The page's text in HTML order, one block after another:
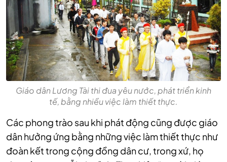
Giáo dân Lương Tài thi đua yêu nước, phát triển kinh
tế, bằng nhiều việc làm thiết thực.
Các phong trào sau khi phát động cũng được giáo
dân hưởng ứng bằng những việc làm thiết thực như
đoàn kết trong cộng đồng dân cư, trong xứ, họ